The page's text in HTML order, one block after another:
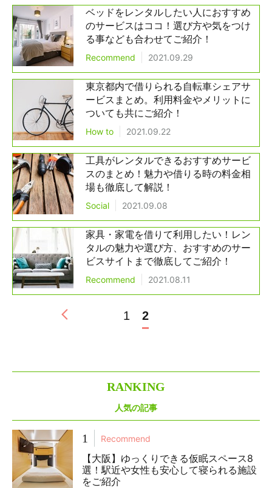
ベッドをレンタルしたい人におすすめ
のサービスはココ！選び方や気をつけ
る事なども合わせてご紹介！
Recommend 2021.09.29
東京都内で借りられる自転車シェアサ
ービスまとめ。利用料金やメリットに
ついても共にご紹介！
How to 2021.09.22
工具がレンタルできるおすすめサービ
スのまとめ！魅力や借りる時の料金相
場も徹底して解説！
Social 2021.09.08
家具・家電を借りて利用したい！レン
タルの魅力や選び方、おすすめのサー
ビスサイトまで徹底してご紹介！
Recommend 2021.08.11
1 2
RANKING
人気の記事
1 Recommend
【大阪】ゆっくりできる仮眠スペース8
選！駅近や女性も安心して寝られる施設
をご紹介